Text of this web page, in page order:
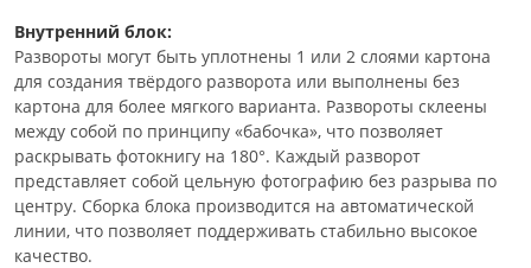
Внутренний блок:
Развороты могут быть уплотнены 1 или 2 слоями картона
для создания твёрдого разворота или выполнены без
картона для более мягкого варианта. Развороты склеены
между собой по принципу «бабочка», что позволяет
раскрывать фотокнигу на 180°. Каждый разворот
представляет собой цельную фотографию без разрыва по
центру. Сборка блока производится на автоматической
линии, что позволяет поддерживать стабильно высокое
качество.